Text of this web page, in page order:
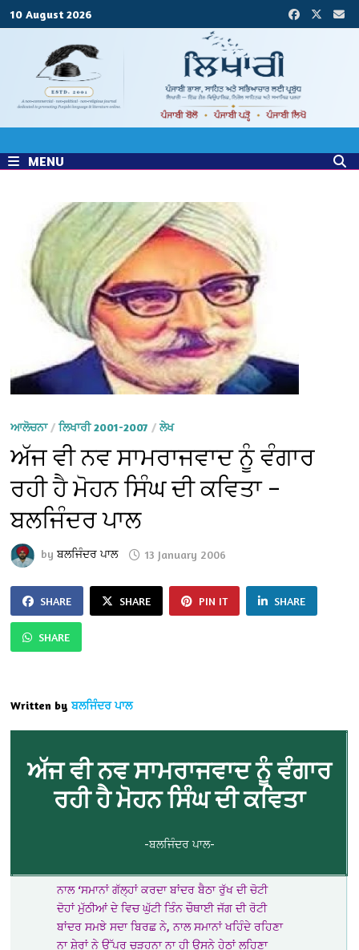
10 August 2026
MENU
ਆਲੋਚਨਾ/ਲਿਖਾਰੀ 2001-2007 /ਲੇਖ
ਅੱਜ ਵੀ ਨਵ ਸਾਮਰਾਜਵਾਦ ਨੂੰ ਵੰਗਾਰ
ਰਹੀ ਹੈ ਮੋਹਨ ਸਿੰਘ ਦੀ ਕਵਿਤਾ –
ਬਲਜਿੰਦਰ ਪਾਲ
byਬਲਜਿੰਦਰ ਪਾਲ 13 January 2006
SHARE SHARE PIN IT SHARE
SHARE
Written by ਬਲਜਿੰਦਰ ਪਾਲ
ਅੱਜ ਵੀ ਨਵ ਸਾਮਰਾਜਵਾਦ ਨੂੰ ਵੰਗਾਰ
ਰਹੀ ਹੈ ਮੋਹਨ ਸਿੰਘ ਦੀ ਕਵਿਤਾ
-ਬਲਜਿੰਦਰ ਪਾਲ-
ਨਾਲ ‘ਸਮਾਨਾਂ ਗੱਲ੍ਹਾਂ ਕਰਦਾ ਬਾਂਦਰ ਬੈਠਾ ਰੁੱਖ ਦੀ ਚੋਟੀ
ਦੋਹਾਂ ਮੁੱਠੀਆਂ ਦੇ ਵਿਚ ਘੁੱਟੀ ਤਿੰਨ ਚੌਥਾਈ ਜੱਗ ਦੀ ਰੋਟੀ
ਬਾਂਦਰ ਸਮਝੇ ਸਦਾ ਬਿਰਛ ਨੇ, ਨਾਲ ਸਮਾਨਾਂ ਖਹਿੰਦੇ ਰਹਿਣਾ
ਨਾ ਸ਼ੇਰਾਂ ਨੇ ਉੱਪਰ ਚੜ੍ਹਨਾ ਨਾ ਹੀ ਉਸਨੇ ਹੇਠਾਂ ਲਹਿਣਾ